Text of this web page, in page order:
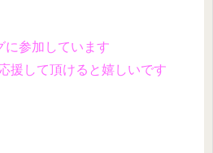
に参加しています
援して頂けると嬉しいです